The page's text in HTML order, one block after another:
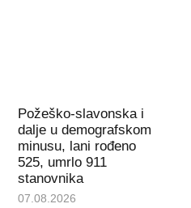
Požeško-slavonska i
dalje u demografskom
minusu, lani rođeno
525, umrlo 911
stanovnika
07.08.2026